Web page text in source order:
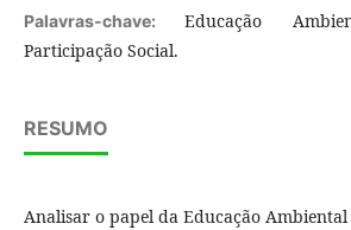
Palavras-chave:Educação
Participação Social.
RESUMO
Analisar o papel da Educação